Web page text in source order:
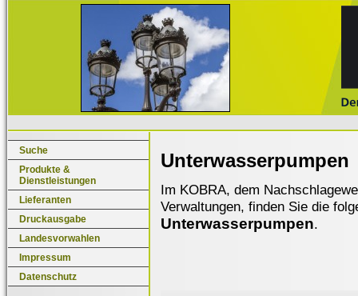
Suche
Produkte &
Dienstleistungen
Lieferanten
Druckausgabe
Landesvorwahlen
Impressum
Datenschutz
Unterwasserpumpen
Im KOBRA, dem
Verwaltungen, finden Sie die
Unterwasserpumpen.